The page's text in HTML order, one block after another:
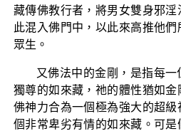
藏傳佛教行者，將男女雙身邪
此混入佛門中，以此來高推他
眾生。
又佛法中的金剛，是指每
獨尊的如來藏，祂的體性猶如
佛神力合為一個極為強大的超
個非常卑劣有情的如來藏。可是